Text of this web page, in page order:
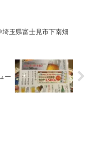
埼玉県富士見市下南畑
ー